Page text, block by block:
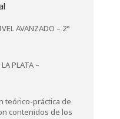
AVANZADO – 2°
PLATA –
teórico-práctica de
contenidos de los